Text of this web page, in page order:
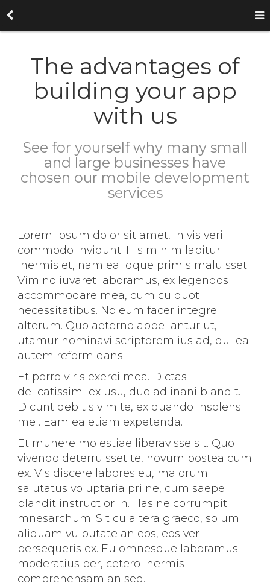
The advantages of
building your app
with us
See for yourself why many small
and large businesses have
chosen our mobile development
services
Lorem ipsum dolor sit amet, in vis veri
commodo invidunt. His minim labitur
inermis et, nam ea idque primis maluisset.
Vim no iuvaret laboramus, ex legendos
accommodare mea, cum cu quot
necessitatibus. No eum facer integre
alterum. Quo aeterno appellantur ut,
utamur nominavi scriptorem ius ad, qui ea
autem reformidans.
Et porro viris exerci mea. Dictas
delicatissimi ex usu, duo ad inani blandit.
Dicunt debitis vim te, ex quando insolens
mel. Eam ea etiam expetenda.
Et munere molestiae liberavisse sit. Quo
vivendo deterruisset te, novum postea cum
ex. Vis discere labores eu, malorum
salutatus voluptaria pri ne, cum saepe
blandit instructior in. Has ne corrumpit
mnesarchum. Sit cu altera graeco, solum
aliquam vulputate an eos, eos veri
persequeris ex. Eu omnesque laboramus
moderatius per, cetero inermis
comprehensam an sed.